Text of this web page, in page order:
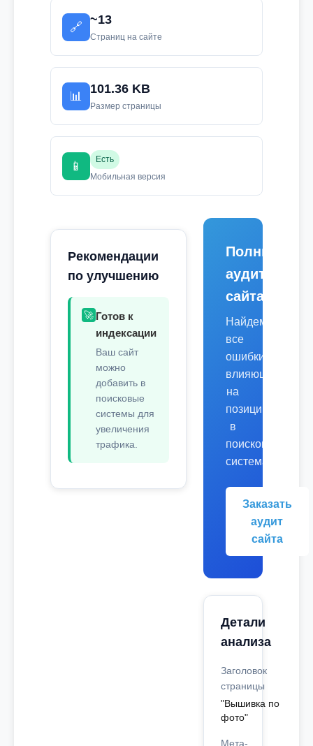
🔗
~13
Страниц на сайте
📊
101.36 KB
Размер страницы
📱
Есть
Мобильная версия
Рекомендации
по улучшению
🚀 Готов к
индексации
Ваш сайт
можно
добавить в
поисковые
системы для
увеличения
трафика.
Полный
аудит
сайта
Найдем
все
ошибки,
влияющие
на
позиции
в
поисковых
системах.
Заказать
аудит
сайта
Детали
анализа
Заголовок
страницы
"Вышивка по
фото"
Мета-